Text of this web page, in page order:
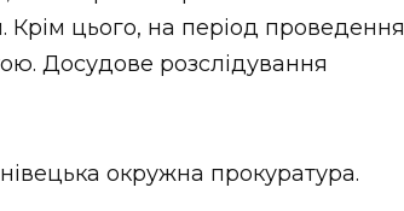
Крім цього, на період проведення
Досудове розслідування
окружна прокуратура.